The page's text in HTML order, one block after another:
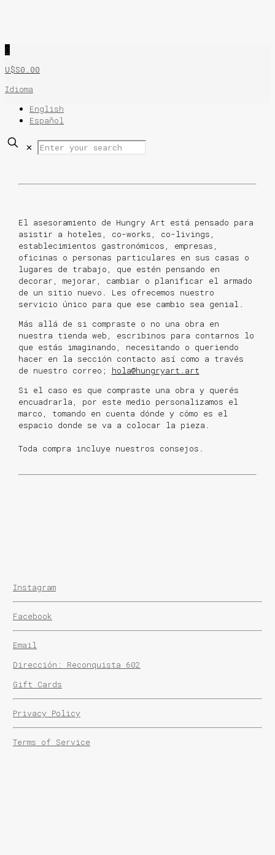
0
U$S0.00
Idioma
English
Español
✕
El asesoramiento de Hungry Art está pensado para
asistir a hoteles, co-works, co-livings,
establecimientos gastronómicos, empresas,
oficinas o personas particulares en sus casas o
lugares de trabajo, que estén pensando en
decorar, mejorar, cambiar o planificar el armado
de un sitio nuevo. Les ofrecemos nuestro
servicio único para que ese cambio sea genial.
Más allá de si compraste o no una obra en
nuestra tienda web, escribinos para contarnos lo
que estás imaginando, necesitando o queriendo
hacer en la sección contacto así como a través
de nuestro correo; hola@hungryart.art
Si el caso es que compraste una obra y querés
encuadrarla, por este medio personalizamos el
marco, tomando en cuenta dónde y cómo es el
espacio donde se va a colocar la pieza.
Toda compra incluye nuestros consejos.
Instagram
Facebook
Email
Dirección: Reconquista 602
Gift Cards
Privacy Policy
Terms of Service